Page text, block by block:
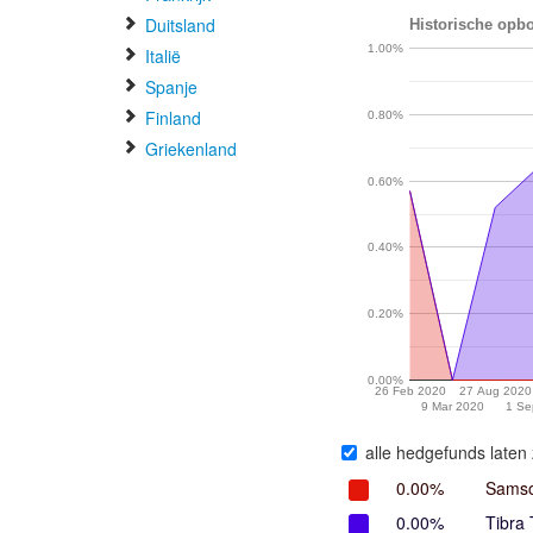
Duitsland
Italië
Spanje
Finland
Griekenland
Historische
26 Feb 2020
9 Mar 2020
27 Aug 2020
1
0.00%
0.20%
0.40%
0.60%
0.80%
1.00%
alle hedgefunds laten
0.00%
0.00%
Tibra